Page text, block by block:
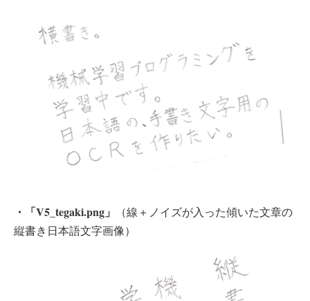
・「V5_tegaki.png」
（線＋ノイズが入った傾いた文章の
縦書き日本語文字画像）